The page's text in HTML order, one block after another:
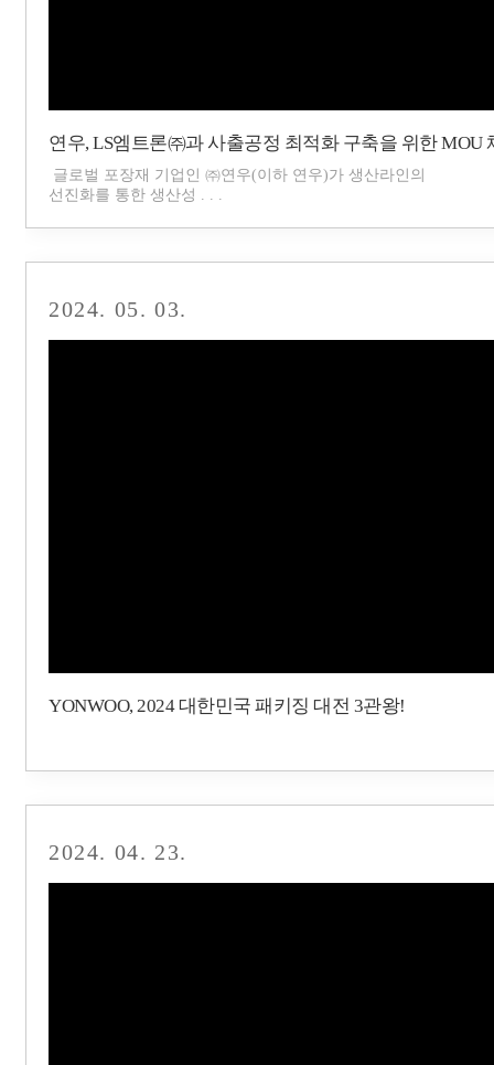
연우, LS엠트론㈜과 사출공정 최적화 구축을 위한 MOU
글로벌 포장재 기업인 ㈜연우(이하 연우)가 생산라인의
선진화를 통한 생산성 . . .
2024. 05. 03.
YONWOO, 2024 대한민국 패키징 대전 3관왕!
2024. 04. 23.